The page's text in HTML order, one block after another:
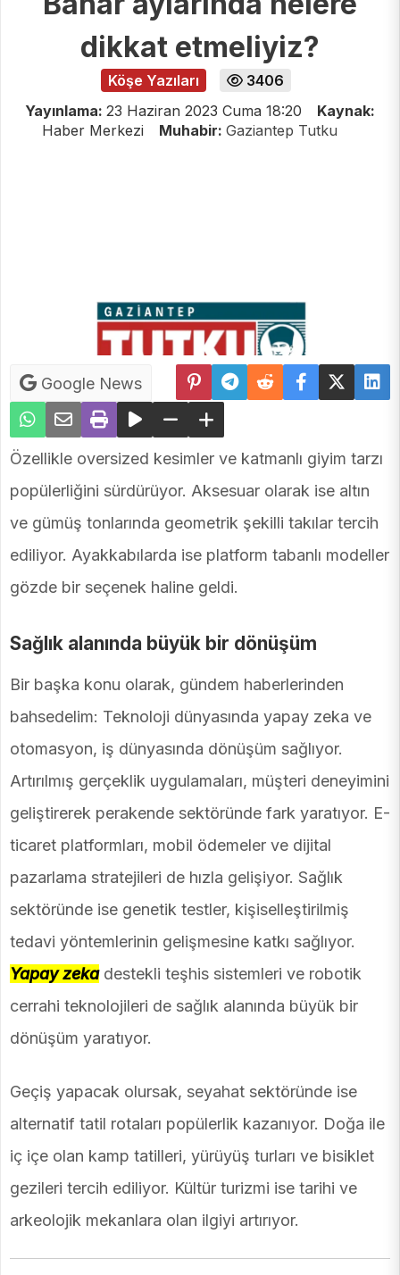
dikkat etmeliyiz?
Köşe Yazıları
3406
Yayınlama: 23 Haziran 2023 Cuma 18:20
Kaynak:
Haber Merkezi
Muhabir: Gaziantep Tutku
Google News
Özellikle oversized kesimler ve katmanlı giyim tarzı
popülerliğini sürdürüyor. Aksesuar olarak ise altın
ve gümüş tonlarında geometrik şekilli takılar tercih
ediliyor. Ayakkabılarda ise platform tabanlı modeller
gözde bir seçenek haline geldi.
Sağlık alanında büyük bir dönüşüm
Bir başka konu olarak, gündem haberlerinden
bahsedelim: Teknoloji dünyasında yapay zeka ve
otomasyon, iş dünyasında dönüşüm sağlıyor.
Artırılmış gerçeklik uygulamaları, müşteri deneyimini
geliştirerek perakende sektöründe fark yaratıyor. E-
ticaret platformları, mobil ödemeler ve dijital
pazarlama stratejileri de hızla gelişiyor. Sağlık
sektöründe ise genetik testler, kişiselleştirilmiş
tedavi yöntemlerinin gelişmesine katkı sağlıyor.
Yapay zekadestekli teşhis sistemleri ve robotik
cerrahi teknolojileri de sağlık alanında büyük bir
dönüşüm yaratıyor.
Geçiş yapacak olursak, seyahat sektöründe ise
alternatif tatil rotaları popülerlik kazanıyor. Doğa ile
iç içe olan kamp tatilleri, yürüyüş turları ve bisiklet
gezileri tercih ediliyor. Kültür turizmi ise tarihi ve
arkeolojik mekanlara olan ilgiyi artırıyor.